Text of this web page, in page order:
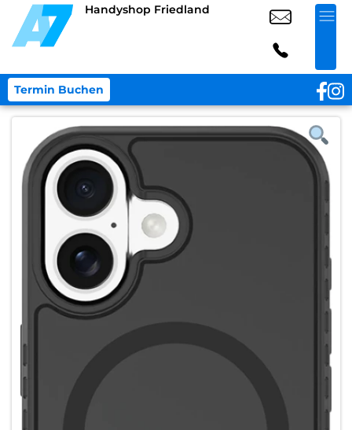
Handyshop Friedland
Termin Buchen